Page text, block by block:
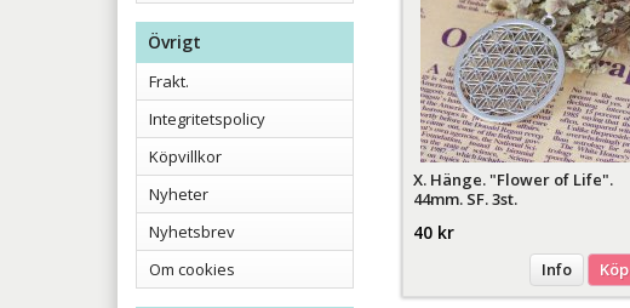
Övrigt
Frakt.
Integritetspolicy
Köpvillkor
Nyheter
Nyhetsbrev
Om cookies
X. Hänge. "Flower of Life".
44mm. SF. 3st.
40 kr
Info Köp